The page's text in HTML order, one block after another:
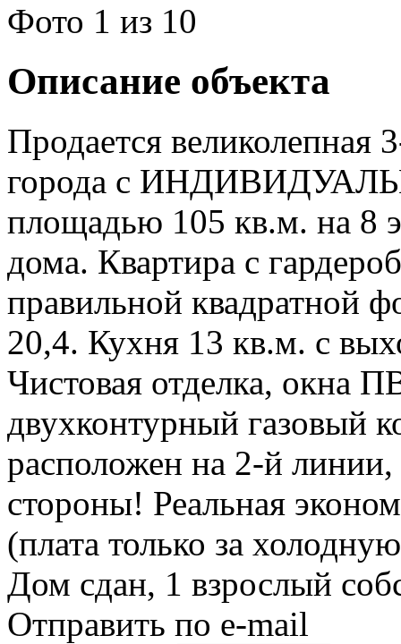
Фото 1 из 10
Описание объекта
Продается великолепная
города с
площадью 105 кв.м. на 8
дома. Квартира с
правильной квадратной
20,4. Кухня 13 кв.м. с
Чистовая отделка, окна
двухконтурный газовый
расположен на 2-й
стороны! Реальная
(плата только за
Дом сдан, 1 взрослый
Отправить по e-mail